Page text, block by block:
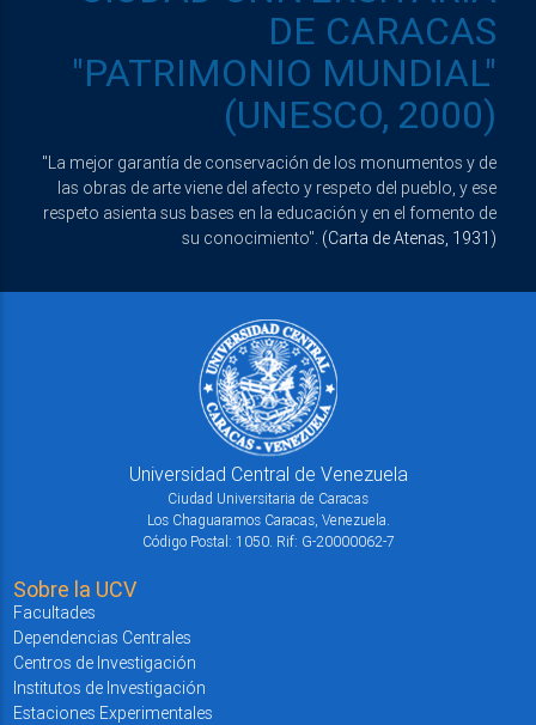
DE CARACAS
"PATRIMONIO MUNDIAL"
(UNESCO, 2000)
"La mejor garantía de conservación de los monumentos y de
las obras de arte viene del afecto y respeto del pueblo, y ese
respeto asienta sus bases en la educación y en el fomento de
su conocimiento". (Carta de Atenas, 1931)
Universidad Central de Venezuela
Ciudad Universitaria de Caracas
Los Chaguaramos Caracas, Venezuela.
Código Postal: 1050. Rif: G-20000062-7
Sobre la UCV
Facultades
Dependencias Centrales
Centros de Investigación
Institutos de Investigación
Estaciones Experimentales